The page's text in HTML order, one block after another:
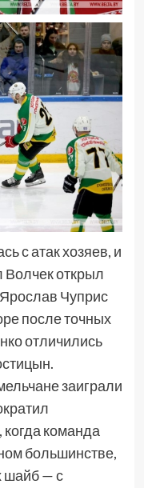
с атак хозяев, и
Волчек открыл
Чуприс
после точных
отличились
заиграли
когда команда
большинстве,
шайб — с